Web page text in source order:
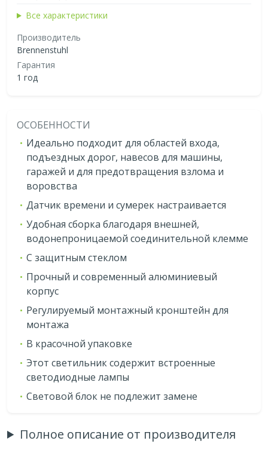
Все характеристики
Производитель
Brennenstuhl
Гарантия
1 год
ОСОБЕННОСТИ
Идеально подходит для областей входа,
подъездных дорог, навесов для машины,
гаражей и для предотвращения взлома и
воровства
Датчик времени и сумерек настраивается
Удобная сборка благодаря внешней,
водонепроницаемой соединительной клемме
С защитным стеклом
Прочный и современный алюминиевый
корпус
Регулируемый монтажный кронштейн для
монтажа
В красочной упаковке
Этот светильник содержит встроенные
светодиодные лампы
Световой блок не подлежит замене
Полное описание от производителя